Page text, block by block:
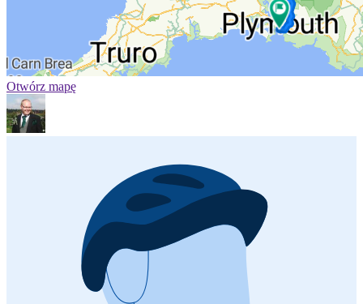
Otwórz mapę